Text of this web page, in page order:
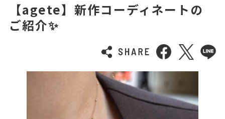
【agete】新作コーディネートの
ご紹介✨